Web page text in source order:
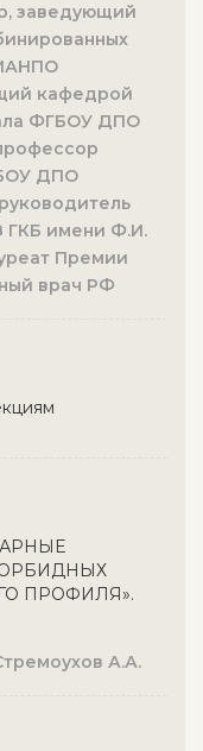
заведующий
кафедрой
ФГБОУ ДПО
ДПО
ГКБ имени Ф.И.
Премии
врач РФ
ПРОФИЛЯ».
А.А.